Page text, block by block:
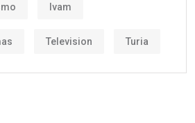
Ivam
Television Turia